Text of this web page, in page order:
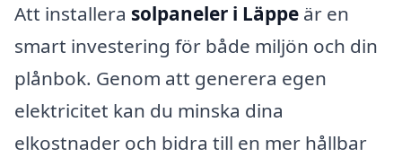
Att installera solpaneler i Läppe är en
smart investering för både miljön och din
plånbok. Genom att generera egen
elektricitet kan du minska dina
elkostnader och bidra till en mer hållbar